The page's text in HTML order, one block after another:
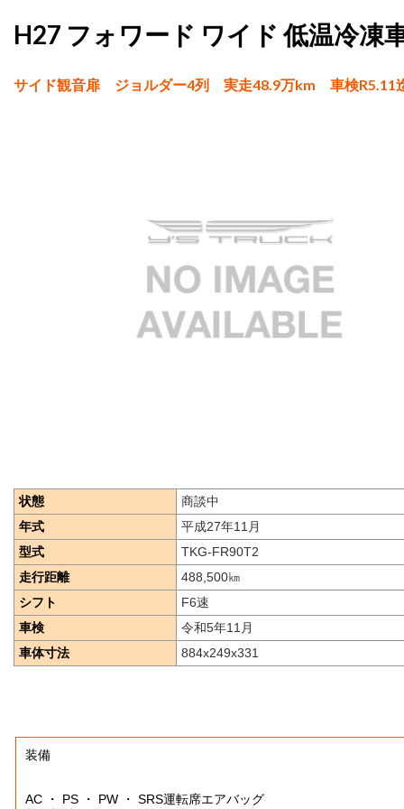
H27 フォワード ワイド 低温冷凍
サイド観音扉 ジョルダー4列 実走48.9万km 車検R5.11
状態
商談中
年式
平成27年11月
型式
TKG-FR90T2
走行距離
488,500㎞
シフト
F6速
車検
令和5年11月
車体寸法
884x249x331
装備
AC ・ PS ・ PW ・ SRS運転席エアバッグ